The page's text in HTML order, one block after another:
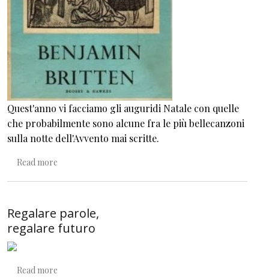
Quest'anno vi facciamo gli auguridi Natale con quelle
che probabilmente sono alcune fra le più bellecanzoni
sulla notte dell'Avvento mai scritte.
Read more
Regalare parole,
regalare futuro
Read more